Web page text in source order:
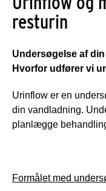
resturin
Undersøgelse af
Hvorfor udfører vi
Urinflow er en
din vandladning.
planlægge
Formålet med